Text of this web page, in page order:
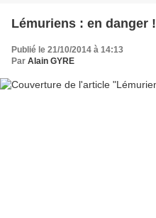
Lémuriens : en danger !
Publié le 21/10/2014 à 14:13
Par Alain GYRE